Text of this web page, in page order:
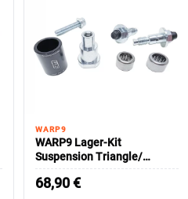
WARP9
WARP9 Lager-Kit
Suspension Triangle/
SURRON Ultra Bee
68,90€